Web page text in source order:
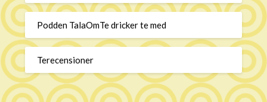
Podden TalaOmTe dricker te med
Terecensioner